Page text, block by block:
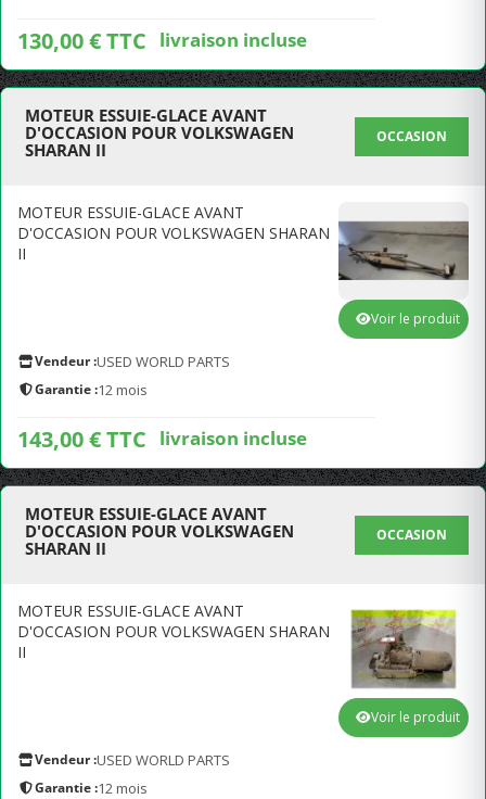
130,00 € TTC livraison incluse
MOTEUR ESSUIE-GLACE AVANT
D'OCCASION POUR VOLKSWAGEN
SHARAN II
OCCASION
MOTEUR ESSUIE-GLACE AVANT
D'OCCASION POUR VOLKSWAGEN SHARAN
II
Vendeur :USED WORLD PARTS
Garantie :12 mois
143,00 € TTC livraison incluse
Voir le produit
MOTEUR ESSUIE-GLACE AVANT
D'OCCASION POUR VOLKSWAGEN
SHARAN II
OCCASION
MOTEUR ESSUIE-GLACE AVANT
D'OCCASION POUR VOLKSWAGEN SHARAN
II
Vendeur :USED WORLD PARTS
Garantie :12 mois
Voir le produit